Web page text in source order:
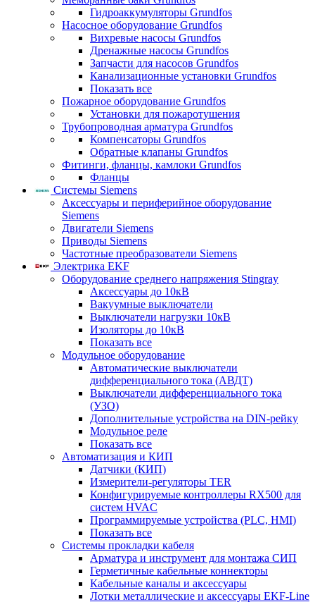
Гидроаккумуляторы Grundfos
Насосное оборудование Grundfos
Вихревые насосы Grundfos
Дренажные насосы Grundfos
Запчасти для насосов Grundfos
Канализационные установки Grundfos
Показать все
Пожарное оборудование Grundfos
Установки для пожаротушения
Трубопроводная арматура Grundfos
Компенсаторы Grundfos
Обратные клапаны Grundfos
Фитинги, фланцы, камлоки Grundfos
Фланцы
Системы Siemens
Аксессуары и периферийное оборудование
Siemens
Двигатели Siemens
Приводы Siemens
Частотные преобразователи Siemens
Электрика EKF
Оборудование среднего напряжения Stingray
Аксессуары до 10кВ
Вакуумные выключатели
Выключатели нагрузки 10кВ
Изоляторы до 10кВ
Показать все
Модульное оборудование
Автоматические выключатели
дифференциального тока (АВДТ)
Выключатели дифференциального тока
(УЗО)
Дополнительные устройства на DIN-рейку
Модульное реле
Показать все
Автоматизация и КИП
Датчики (КИП)
Измерители-регуляторы TER
Конфигурируемые контроллеры RX500 для
систем HVAC
Программируемые устройства (PLC, HMI)
Показать все
Системы прокладки кабеля
Арматура и инструмент для монтажа СИП
Герметичные кабельные коннекторы
Кабельные каналы и аксессуары
Лотки металлические и аксессуары EKF-Line